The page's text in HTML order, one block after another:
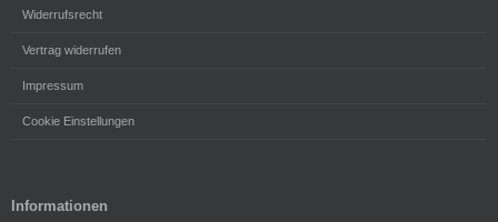
Widerrufsrecht
Vertrag widerrufen
Impressum
Cookie Einstellungen
Informationen